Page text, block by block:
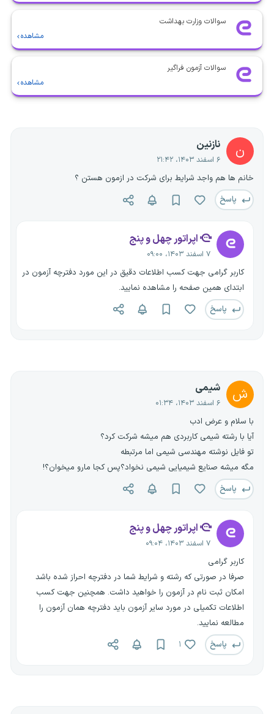
سوالات وزارت بهداشت
مشاهده
سوالات آزمون فراگیر
مشاهده
ن نازنین
۶ اسفند ۱۴۰۳، ۲۱:۴۲
خانم ها هم واجد شرایط برای شرکت در ازمون هستن ؟
پاسخ
اپراتور چهل و پنج
۷ اسفند ۱۴۰۳، ۰۹:۰۰
کاربر گرامی جهت کسب اطلاعات دقیق در این مورد دفترچه آزمون در
ابتدای همین صفحه را مشاهده نمایید.
پاسخ
ش شیمی
۶ اسفند ۱۴۰۳، ۰۱:۳۴
با سلام و عرض ادب
آیا با رشته شیمی کاربردی هم میشه شرکت کرد؟
تو فایل نوشته مهندسی شیمی اما مرتبطه
مگه میشه صنایع شیمیایی شیمی نخواد؟پس کجا مارو میخوان؟!
پاسخ
اپراتور چهل و پنج
۷ اسفند ۱۴۰۳، ۰۹:۰۴
کاربر گرامی
صرفا در صورتی که رشته و شرایط شما در دفترچه احراز شده باشد
امکان ثبت نام در آزمون را خواهید داشت. همچنین جهت کسب
اطلاعات تکمیلی در مورد سایر آزمون باید دفترچه همان آزمون را
مطالعه نمایید.
پاسخ
۱